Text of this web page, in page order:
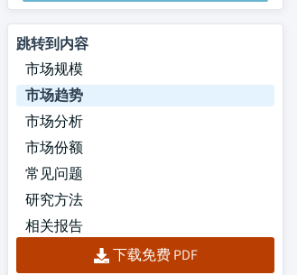
跳转到内容
市场规模
市场趋势
市场分析
市场份额
常见问题
研究方法
相关报告
下载免费 PDF